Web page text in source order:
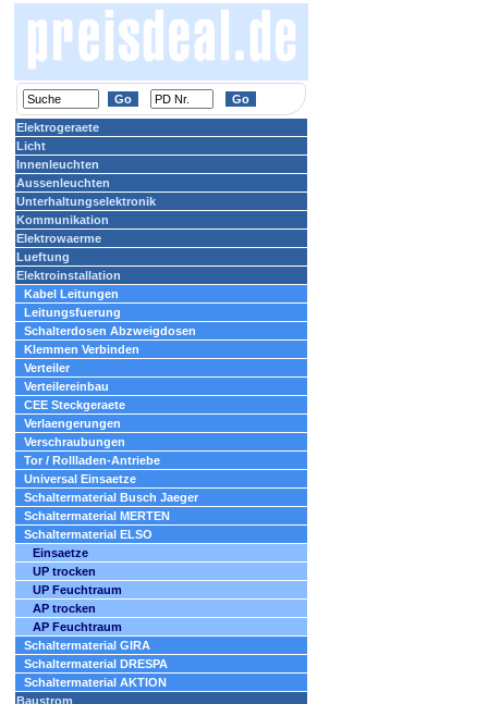
Elektrogeraete
Licht
Innenleuchten
Aussenleuchten
Unterhaltungselektronik
Kommunikation
Elektrowaerme
Lueftung
Elektroinstallation
Kabel Leitungen
Leitungsfuerung
Schalterdosen Abzweigdosen
Klemmen Verbinden
Verteiler
Verteilereinbau
CEE Steckgeraete
Verlaengerungen
Verschraubungen
Tor / Rollladen-Antriebe
Universal Einsaetze
Schaltermaterial Busch Jaeger
Schaltermaterial MERTEN
Schaltermaterial ELSO
Einsaetze
UP trocken
UP Feuchtraum
AP trocken
AP Feuchtraum
Schaltermaterial GIRA
Schaltermaterial DRESPA
Schaltermaterial AKTION
Baustrom